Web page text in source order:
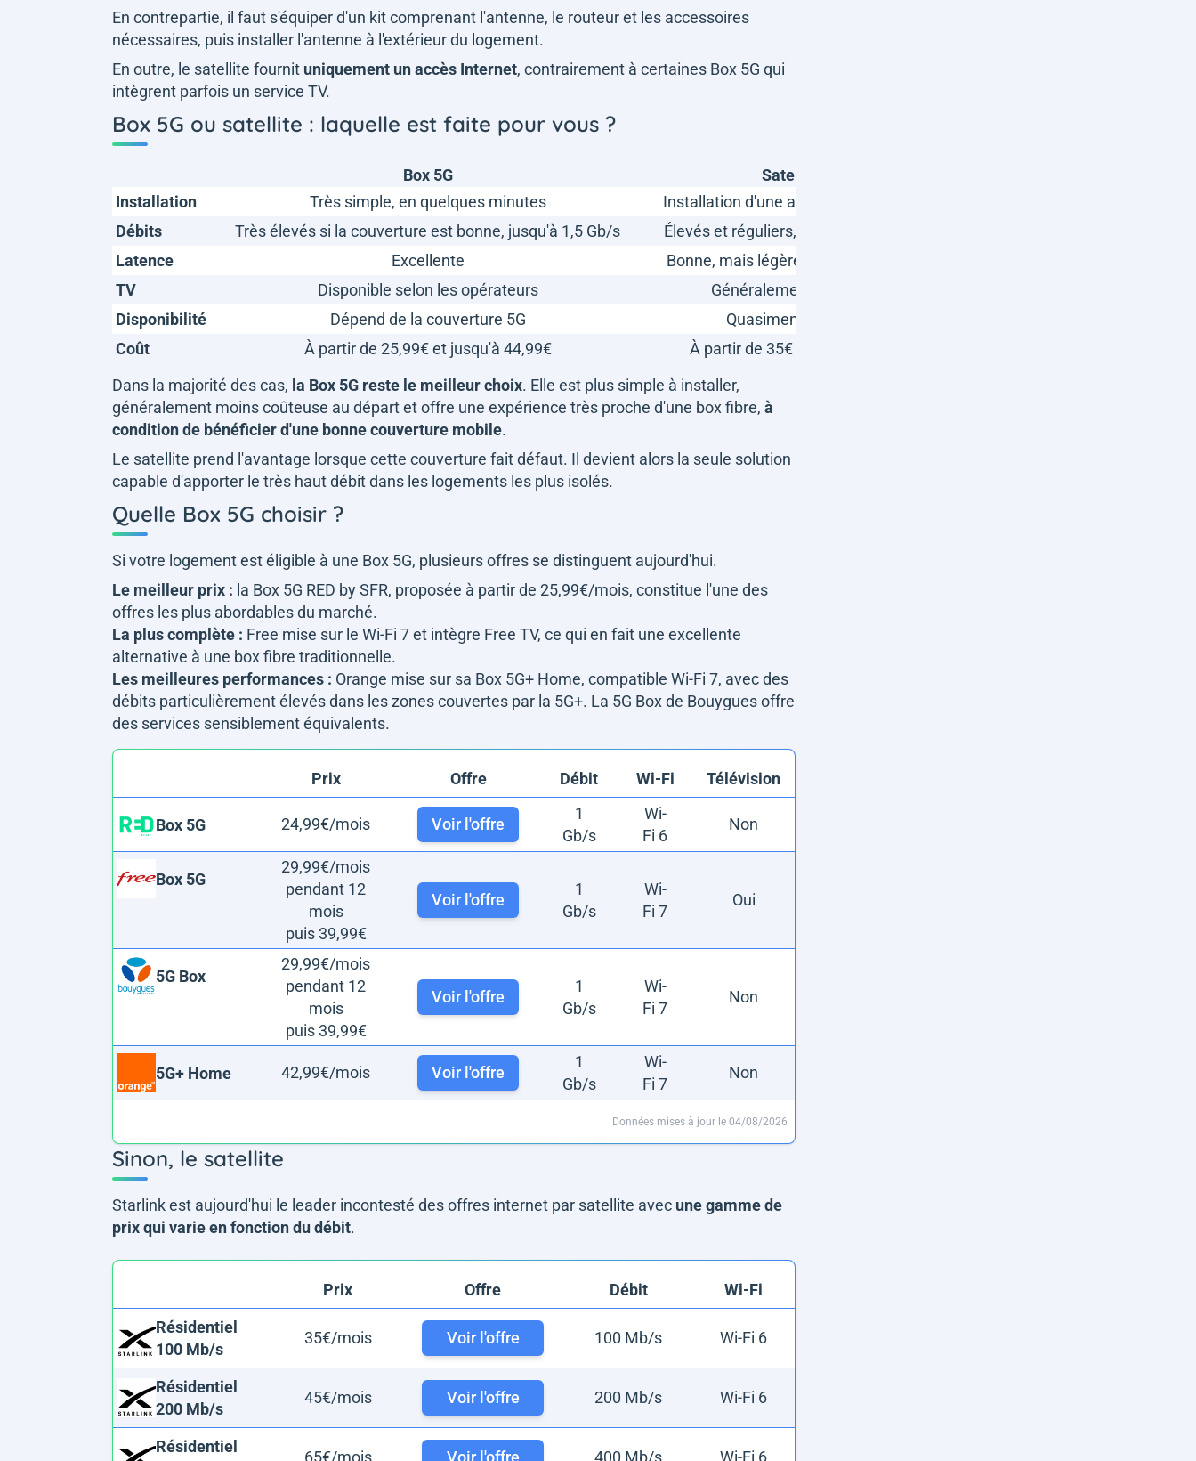
En contrepartie, il faut s'équiper d'un kit comprenant l'antenne, le routeur et les accessoires
nécessaires, puis installer l'antenne à l'extérieur du logement.
En outre, le satellite fournit uniquement un accès Internet, contrairement à certaines Box 5G qui
intègrent parfois un service TV.
Box 5G ou satellite : laquelle est faite pour vous ?
Box 5G
Satellite
Installation
Très simple, en quelques minutes
Installation d'une antenne extérieure
Débits
Très élevés si la couverture est bonne, jusqu'à 1,5 Gb/s
Élevés et réguliers, jusqu'à 400 Mb/s
Latence
Excellente
Bonne, mais légèrement supérieure
TV
Disponible selon les opérateurs
Généralement absente
Disponibilité
Dépend de la couverture 5G
Quasiment partout
Coût
À partir de 25,99€ et jusqu'à 44,99€
À partir de 35€ et jusqu'à 65€
Dans la majorité des cas, la Box 5G reste le meilleur choix. Elle est plus simple à installer,
généralement moins coûteuse au départ et offre une expérience très proche d'une box fibre, à
condition de bénéficier d'une bonne couverture mobile.
Le satellite prend l'avantage lorsque cette couverture fait défaut. Il devient alors la seule solution
capable d'apporter le très haut débit dans les logements les plus isolés.
Quelle Box 5G choisir ?
Si votre logement est éligible à une Box 5G, plusieurs offres se distinguent aujourd'hui.
Le meilleur prix : la Box 5G RED by SFR, proposée à partir de 25,99€/mois, constitue l'une des
offres les plus abordables du marché.
La plus complète : Free mise sur le Wi-Fi 7 et intègre Free TV, ce qui en fait une excellente
alternative à une box fibre traditionnelle.
Les meilleures performances : Orange mise sur sa Box 5G+ Home, compatible Wi-Fi 7, avec des
débits particulièrement élevés dans les zones couvertes par la 5G+. La 5G Box de Bouygues offre
des services sensiblement équivalents.
Prix Offre Débit Wi-Fi Télévision
Box 5G 24,99€/mois Voir l'offre
1
Gb/s
Wi-
Fi 6
Non
Box 5G
29,99€/mois
pendant 12
mois
puis 39,99€
Voir l'offre
1
Gb/s
Wi-
Fi 7
Oui
5G Box
29,99€/mois
pendant 12
mois
puis 39,99€
Voir l'offre
1
Gb/s
Wi-
Fi 7
Non
5G+ Home 42,99€/mois Voir l'offre
1
Gb/s
Wi-
Fi 7
Non
Données mises à jour le 04/08/2026
Sinon, le satellite
Starlink est aujourd'hui le leader incontesté des offres internet par satellite avec une gamme de
prix qui varie en fonction du débit.
Prix Offre Débit
Wi-Fi
Résidentiel
100 Mb/s
35€/mois Voir l'offre 100 Mb/s Wi-Fi 6
Résidentiel
200 Mb/s
45€/mois Voir l'offre 200 Mb/s Wi-Fi 6
Résidentiel
65€/mois Voir l'offre 400 Mb/s Wi-Fi 6